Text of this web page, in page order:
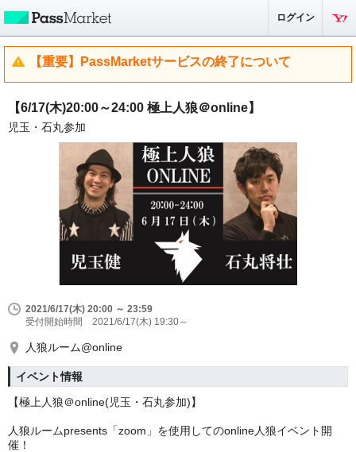
ログイン
【重要】PassMarketサービスの終了について
【6/17(木)20:00～24:00 極上人狼＠online】
児玉・石丸参加
2021/6/17(木) 20:00 ～ 23:59
受付開始時間 2021/6/17(木) 19:30～
人狼ルーム@online
イベント情報
【極上人狼＠online(児玉・石丸参加)】
人狼ルームpresents「zoom」を使用してのonline人狼イベント開
催！